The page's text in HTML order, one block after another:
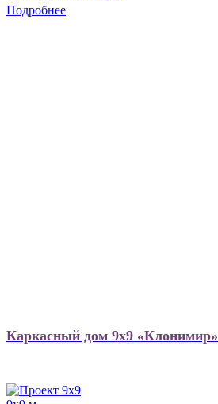
Подробнее
Каркасный дом 9х9 «Клонимир»